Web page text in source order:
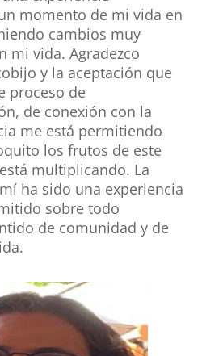
momento de mi vida en
cambios muy
mi vida. Agradezco
y la aceptación que
proceso de
de conexión con la
me está permitiendo
los frutos de este
multiplicando. La
ha sido una experiencia
sobre todo
de comunidad y de